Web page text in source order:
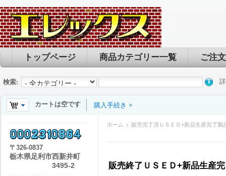
トップページ 商品カテゴリー一覧 ご注
検索:
カートは空です 購入手続き
ホーム 販売完了済ＵＳＥＤ+新品生産完了製
販売終了ＵＳＥＤ+新品生産
〒 326-0837
栃木県足利市西新井町
3495-2